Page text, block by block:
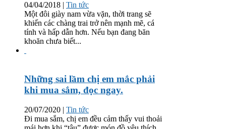
04/04/2018 | Tin tức
Một đôi giày nam vừa vặn, thời trang sẽ
khiến các chàng trai trở nên mạnh mẽ, cá
tính và hấp dẫn hơn. Nếu bạn đang băn
khoăn chưa biết...
Những sai lầm chị em mắc phải
khi mua sắm, đọc ngay.
20/07/2020 | Tin tức
Đi mua sắm, chị em đều cảm thấy vui thoải